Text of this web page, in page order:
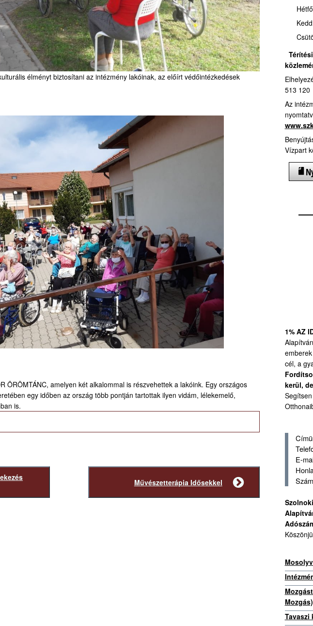
élményt biztosítani az intézmény lakóinak, az előírt védőintézkedések
ÖRÖMTÁNC, amelyen két alkalommal is részvehettek a lakóink. Egy országos
egy időben az ország több pontján tartottak ilyen vidám, lélekemelő,
is.
bejegyzés
Művészetterápia Idősekkel
513 120
Az
Vízpart
1% AZ
cél, a
kerül,
E-
Tavaszi